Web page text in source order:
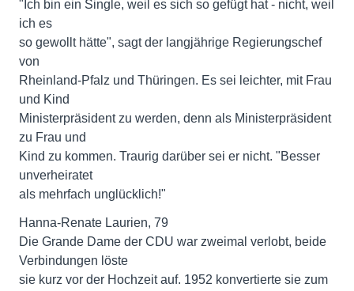
"Ich bin ein Single, weil es sich so gefügt hat - nicht, weil
ich es
so gewollt hätte", sagt der langjährige Regierungschef
von
Rheinland-Pfalz und Thüringen. Es sei leichter, mit Frau
und Kind
Ministerpräsident zu werden, denn als Ministerpräsident
zu Frau und
Kind zu kommen. Traurig darüber sei er nicht. "Besser
unverheiratet
als mehrfach unglücklich!"
Hanna-Renate Laurien, 79
Die Grande Dame der CDU war zweimal verlobt, beide
Verbindungen löste
sie kurz vor der Hochzeit auf. 1952 konvertierte sie zum